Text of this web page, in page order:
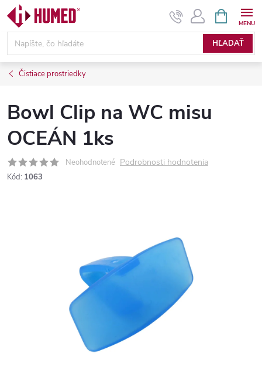
Prejsť
obsah
HĽADAŤ
KOŠÍK
Čistiace prostriedky
Bowl Clip na WC misu
OCEÁN 1ks
Neohodnotené Podrobnosti hodnotenia
Kód: 1063